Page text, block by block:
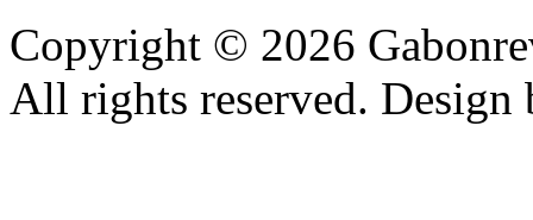
Copyright © 2026
All rights reserved.